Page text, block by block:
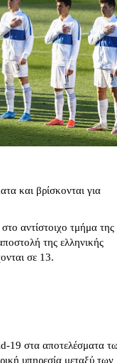
και βρίσκονται για
αντίστοιχο τμήμα της
της ελληνικής
σε 13.
19 στα αποτελέσματα
υπηρεσία μεταξύ των